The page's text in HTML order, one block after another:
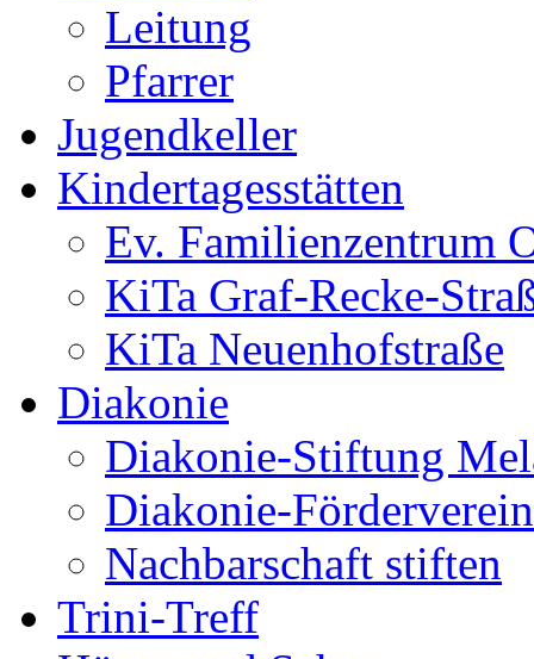
Leitung
Pfarrer
Jugendkeller
Kindertagesstätten
Ev. Familienzentrum
KiTa Graf-Recke-
KiTa Neuenhofstraße
Diakonie
Diakonie-Stiftung
Diakonie-
Nachbarschaft stiften
Trini-Treff